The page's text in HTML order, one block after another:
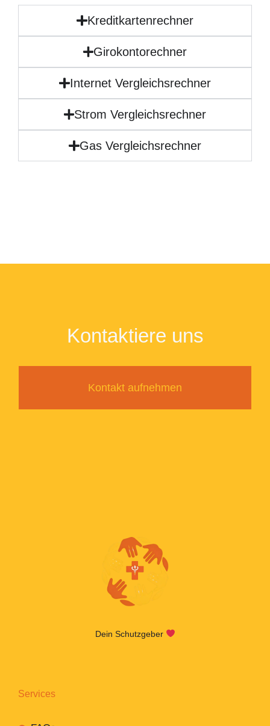
Kreditkartenrechner
Girokontorechner
Internet Vergleichsrechner
Strom Vergleichsrechner
Gas Vergleichsrechner
Kontaktiere uns
Kontakt aufnehmen
Dein Schutzgeber
Services